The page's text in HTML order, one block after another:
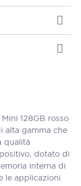
128GB rosso
alta gamma che
qualità
dotato di
interna di
le applicazioni